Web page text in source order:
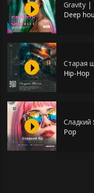
Gravity |
Deep
Старая
Hip-Hop
Сладкий
Pop